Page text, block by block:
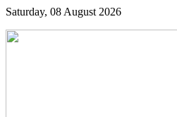
Saturday, 08 August 2026